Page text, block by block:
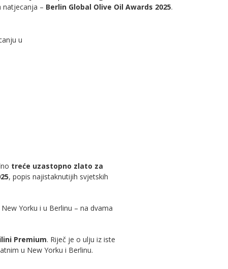
natjecanja – Berlin Global Olive Oil Awards 2025.
u
treće uzastopno zlato za
, popis najistaknutijih svjetskih
Yorku i u Berlinu – na dvama
Premium. Riječ je o ulju iz iste
u New Yorku i Berlinu.